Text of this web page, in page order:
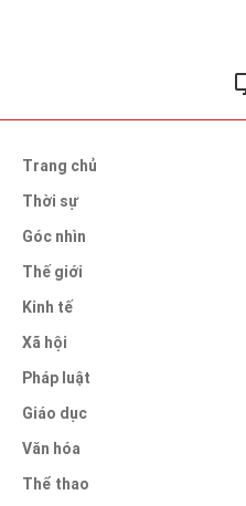
Trang chủ
Thời sự
Góc nhìn
Thế giới
Kinh tế
Xã hội
Pháp luật
Giáo dục
Văn hóa
Thể thao